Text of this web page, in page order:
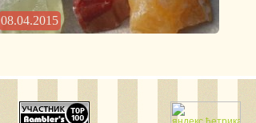
08.04.2015